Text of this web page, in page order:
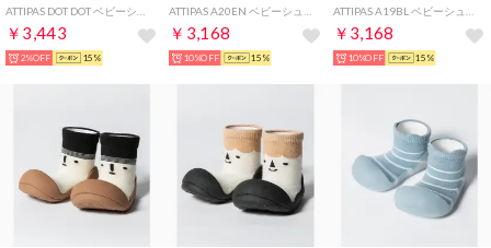
￥3,443
2%OFF 15%
￥3,168
10%OFF 15%
￥3,168
10%OFF 15%